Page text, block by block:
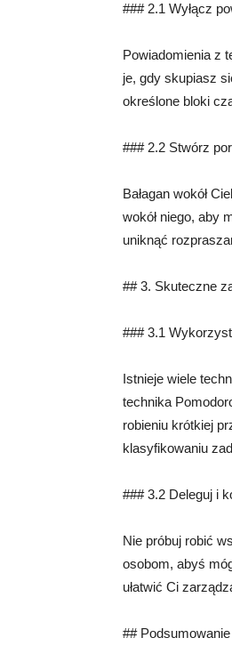
### 2.1 Wyłącz
Powiadomienia z
je, gdy skupiasz
określone bloki
### 2.2 Stwórz
Bałagan wokół
wokół niego, aby
uniknąć
## 3. Skuteczne
### 3.1
Istnieje wiele
technika
robieniu krótkiej
klasyfikowaniu
### 3.2 Deleguj i
Nie próbuj robić
osobom, abyś
ułatwić Ci
## Podsumowanie